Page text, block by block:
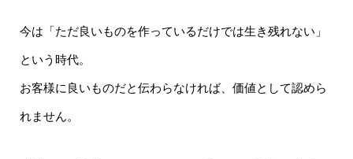
今は「ただ良いものを作っているだけでは生き残れない」
という時代。
お客様に良いものだと伝わらなければ、価値として認めら
れません。